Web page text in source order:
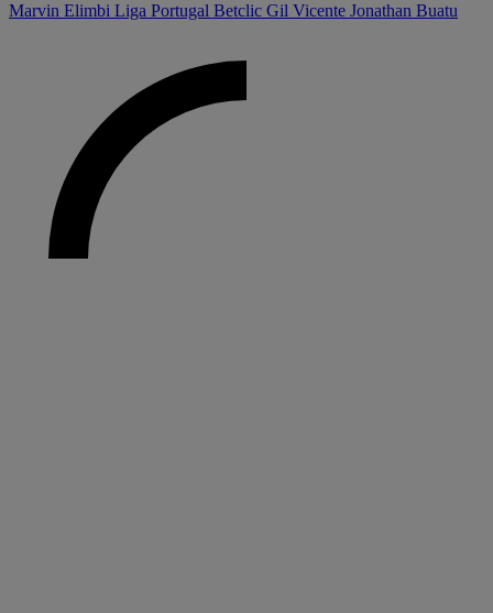
Marvin Elimbi Liga Portugal Betclic Gil Vicente Jonathan Buatu